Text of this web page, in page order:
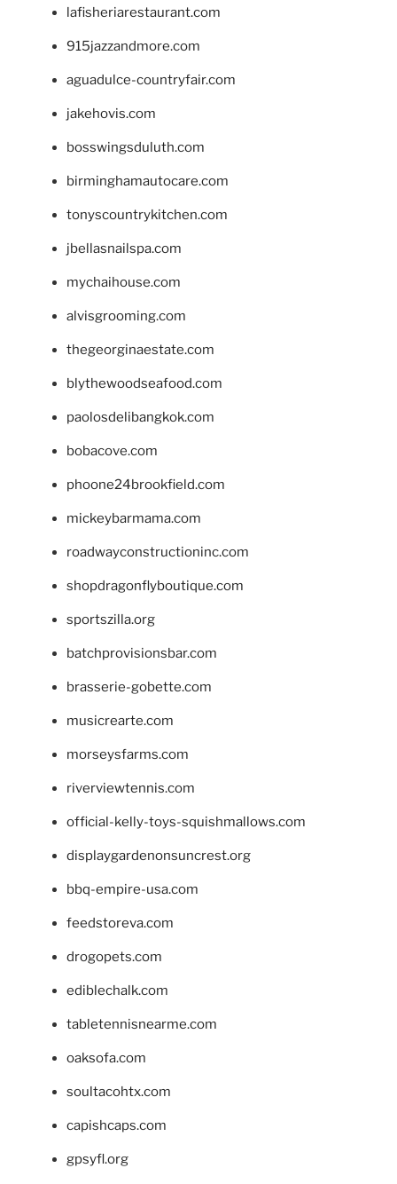
lafisheriarestaurant.com
915jazzandmore.com
aguadulce-countryfair.com
jakehovis.com
bosswingsduluth.com
birminghamautocare.com
tonyscountrykitchen.com
jbellasnailspa.com
mychaihouse.com
alvisgrooming.com
thegeorginaestate.com
blythewoodseafood.com
paolosdelibangkok.com
bobacove.com
phoone24brookfield.com
mickeybarmama.com
roadwayconstructioninc.com
shopdragonflyboutique.com
sportszilla.org
batchprovisionsbar.com
brasserie-gobette.com
musicrearte.com
morseysfarms.com
riverviewtennis.com
official-kelly-toys-squishmallows.com
displaygardenonsuncrest.org
bbq-empire-usa.com
feedstoreva.com
drogopets.com
ediblechalk.com
tabletennisnearme.com
oaksofa.com
soultacohtx.com
capishcaps.com
gpsyfl.org